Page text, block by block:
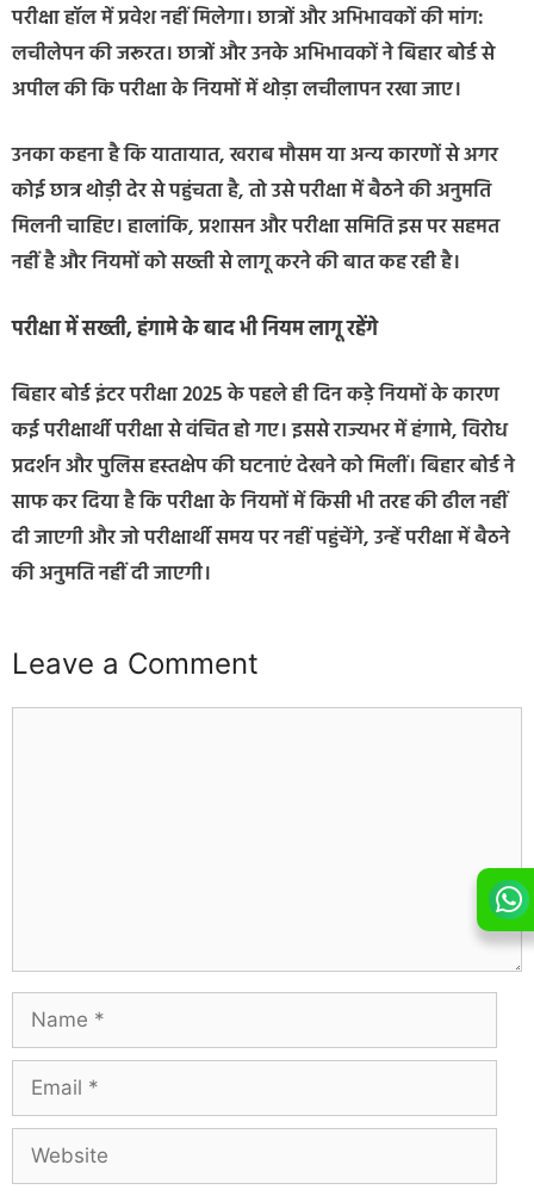
परीक्षा हॉल में प्रवेश नहीं मिलेगा। छात्रों और अभिभावकों की मांग:
लचीलेपन की जरूरत। छात्रों और उनके अभिभावकों ने बिहार बोर्ड से
अपील की कि परीक्षा के नियमों में थोड़ा लचीलापन रखा जाए।
उनका कहना है कि यातायात, खराब मौसम या अन्य कारणों से अगर
कोई छात्र थोड़ी देर से पहुंचता है, तो उसे परीक्षा में बैठने की अनुमति
मिलनी चाहिए। हालांकि, प्रशासन और परीक्षा समिति इस पर सहमत
नहीं है और नियमों को सख्ती से लागू करने की बात कह रही है।
परीक्षा में सख्ती, हंगामे के बाद भी नियम लागू रहेंगे
बिहार बोर्ड इंटर परीक्षा 2025 के पहले ही दिन कड़े नियमों के कारण
कई परीक्षार्थी परीक्षा से वंचित हो गए। इससे राज्यभर में हंगामे, विरोध
प्रदर्शन और पुलिस हस्तक्षेप की घटनाएं देखने को मिलीं। बिहार बोर्ड ने
साफ कर दिया है कि परीक्षा के नियमों में किसी भी तरह की ढील नहीं
दी जाएगी और जो परीक्षार्थी समय पर नहीं पहुंचेंगे, उन्हें परीक्षा में बैठने
की अनुमति नहीं दी जाएगी।
Leave a Comment